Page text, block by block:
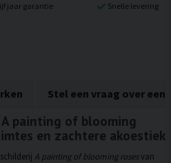
jaar garantie Snelle levering
Stel een vraag over een
painting of blooming
en zachtere akoestiek
A painting of blooming rosesvan